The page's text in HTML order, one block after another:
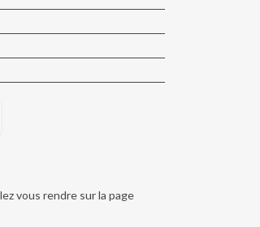
vous rendre sur la page